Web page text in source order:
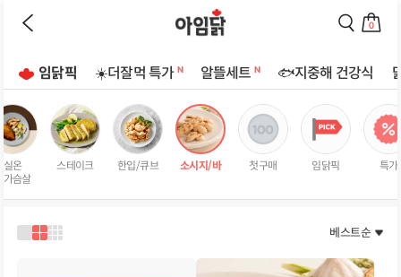
전
지
로
동
하
기
색
지
로
하
0
바
로
이
동
임닭픽 ☀️더잘먹 특가 알뜰세트 🐟지중해 건강식
품
리
스
트
실온
가슴살
스테이크 한입/큐브 소시지/바 첫구매 임닭픽 특가
1 2 3
베스트순